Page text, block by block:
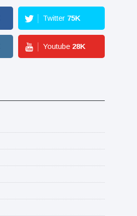
Twitter 75K
Youtube 28K